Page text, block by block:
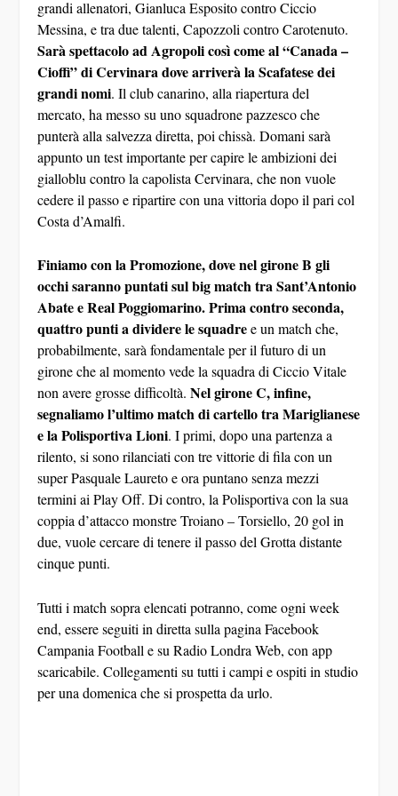
punterà alla salvezza diretta, poi chissà. Domani sarà
appunto un test importante per capire le ambizioni dei
gialloblu contro la capolista Cervinara, che non vuole
cedere il passo e ripartire con una vittoria dopo il pari col
Costa d’Amalfi.
Finiamo con la Promozione, dove nel girone B gli
occhi saranno puntati sul big match tra Sant’Antonio
Abate e Real Poggiomarino. Prima contro seconda,
quattro punti a dividere le squadree un match che,
probabilmente, sarà fondamentale per il futuro di un
non avere grosse difficoltà.Nel girone C, infine,
segnaliamo l’ultimo match di cartello tra Mariglianese
e la Polisportiva Lioni. I primi, dopo una partenza a
rilento, si sono rilanciati con tre vittorie di fila con un
super Pasquale Laureto e ora puntano senza mezzi
termini ai Play Off. Di contro, la Polisportiva con la sua
coppia d’attacco monstre Troiano – Torsiello, 20 gol in
due, vuole cercare di tenere il passo del Grotta distante
cinque punti.
Tutti i match sopra elencati potranno, come ogni week
end, essere seguiti in diretta sulla pagina Facebook
Campania Football e su Radio Londra Web, con app
scaricabile. Collegamenti su tutti i campi e ospiti in studio
per una domenica che si prospetta da urlo.